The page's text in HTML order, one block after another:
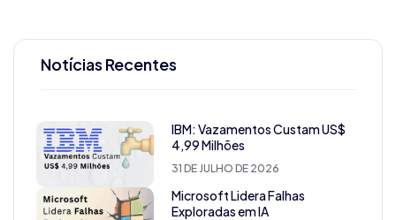
Notícias Recentes
IBM: Vazamentos Custam US$
4,99 Milhões
31 DE JULHO DE 2026
Microsoft Lidera Falhas
Exploradas em IA